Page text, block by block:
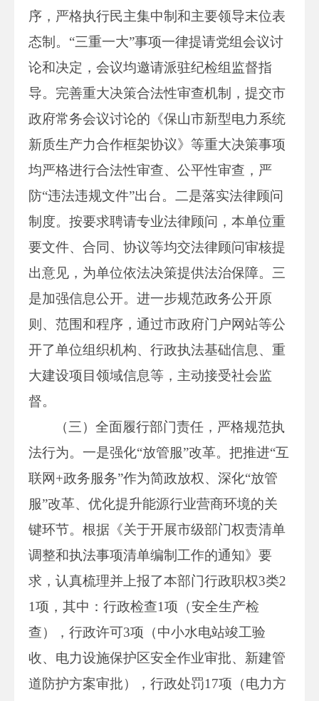
序，严格执行民主集中制和主要领导末位表
态制。“三重一大”事项一律提请党组会议讨
论和决定，会议均邀请派驻纪检组监督指
导。完善重大决策合法性审查机制，提交市
政府常务会议讨论的《保山市新型电力系统
新质生产力合作框架协议》等重大决策事项
均严格进行合法性审查、公平性审查，严
防“违法违规文件”出台。二是落实法律顾问
制度。按要求聘请专业法律顾问，本单位重
要文件、合同、协议等均交法律顾问审核提
出意见，为单位依法决策提供法治保障。三
是加强信息公开。进一步规范政务公开原
则、范围和程序，通过市政府门户网站等公
开了单位组织机构、行政执法基础信息、重
大建设项目领域信息等，主动接受社会监
督。
（三）全面履行部门责任，严格规范执
法行为。一是强化“放管服”改革。把推进“互
联网+政务服务”作为简政放权、深化“放管
服”改革、优化提升能源行业营商环境的关
键环节。根据《关于开展市级部门权责清单
调整和执法事项清单编制工作的通知》要
求，认真梳理并上报了本部门行政职权3类2
1项，其中：行政检查1项（安全生产检
查），行政许可3项（中小水电站竣工验
收、电力设施保护区安全作业审批、新建管
道防护方案审批），行政处罚17项（电力方